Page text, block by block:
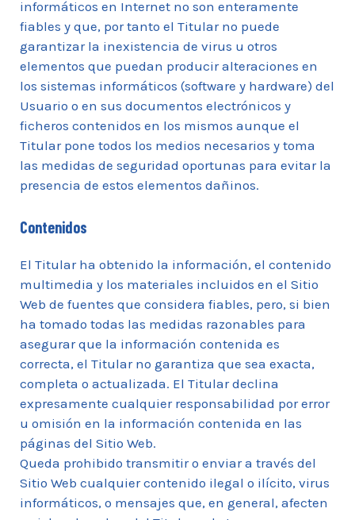
informáticos en Internet no son enteramente
fiables y que, por tanto el Titular no puede
garantizar la inexistencia de virus u otros
elementos que puedan producir alteraciones en
los sistemas informáticos (software y hardware) del
Usuario o en sus documentos electrónicos y
ficheros contenidos en los mismos aunque el
Titular pone todos los medios necesarios y toma
las medidas de seguridad oportunas para evitar la
presencia de estos elementos dañinos.
Contenidos
El Titular ha obtenido la información, el contenido
multimedia y los materiales incluidos en el Sitio
Web de fuentes que considera fiables, pero, si bien
ha tomado todas las medidas razonables para
asegurar que la información contenida es
correcta, el Titular no garantiza que sea exacta,
completa o actualizada. El Titular declina
expresamente cualquier responsabilidad por error
u omisión en la información contenida en las
páginas del Sitio Web.
Queda prohibido transmitir o enviar a través del
Sitio Web cualquier contenido ilegal o ilícito, virus
informáticos, o mensajes que, en general, afecten